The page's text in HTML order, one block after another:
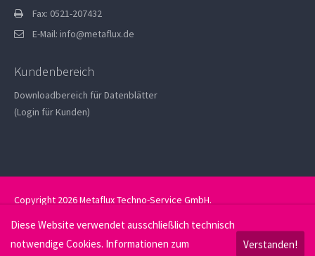
Fax: 0521-207432
E-Mail: info@metaflux.de
Kundenbereich
Downloadbereich für Datenblätter
(Login für Kunden)
Copyright 2026 Metaflux Techno-Service GmbH.
Datenschutz
Impressum
Diese Website verwendet ausschließlich technisch
notwendige Cookies. Informationen zum
Verstanden!